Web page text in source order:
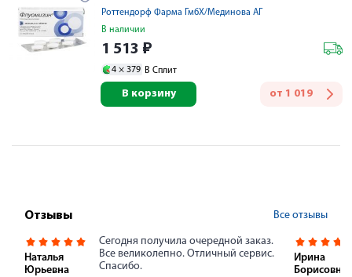
Роттендорф Фарма ГмбХ/Мединова АГ
В наличии
1 513 ₽
4 × 379 В Сплит
от 1 019
В корзину
Отзывы Все отзывы
Наталья
Юрьевна
Сегодня получила очередной заказ.
Все великолепно. Отличный сервис.
Спасибо.
Ирина
Борисовна